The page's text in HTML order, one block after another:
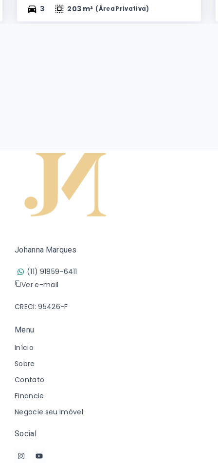
3 203 m² (Área Privativa)
Johanna Marques
(11) 91859-6411
Ver e-mail
CRECI: 95426-F
Menu
Início
Sobre
Contato
Financie
Negocie seu Imóvel
Social